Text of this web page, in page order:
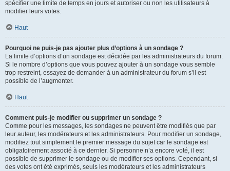
spécifier une limite de temps en jours et autoriser ou non les utilisateurs à
modifier leurs votes.
Haut
Pourquoi ne puis-je pas ajouter plus d’options à un sondage ?
La limite d’options d’un sondage est décidée par les administrateurs du forum.
Si le nombre d’options que vous pouvez ajouter à un sondage vous semble
trop restreint, essayez de demander à un administrateur du forum s’il est
possible de l’augmenter.
Haut
Comment puis-je modifier ou supprimer un sondage ?
Comme pour les messages, les sondages ne peuvent être modifiés que par
leur auteur, les modérateurs et les administrateurs. Pour modifier un sondage,
modifiez tout simplement le premier message du sujet car le sondage est
obligatoirement associé à ce dernier. Si personne n’a encore voté, il est
possible de supprimer le sondage ou de modifier ses options. Cependant, si
des votes ont été exprimés, seuls les modérateurs et les administrateurs